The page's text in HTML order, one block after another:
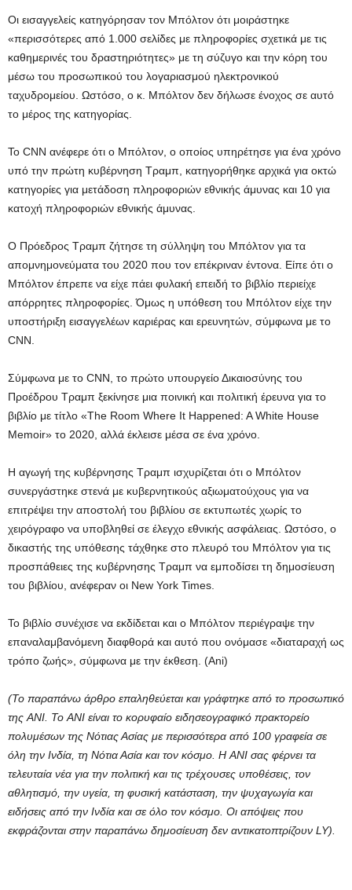
Οι εισαγγελείς κατηγόρησαν τον Μπόλτον ότι μοιράστηκε
«περισσότερες από 1.000 σελίδες με πληροφορίες σχετικά με τις
καθημερινές του δραστηριότητες» με τη σύζυγο και την κόρη του
μέσω του προσωπικού του λογαριασμού ηλεκτρονικού
ταχυδρομείου. Ωστόσο, ο κ. Μπόλτον δεν δήλωσε ένοχος σε αυτό
το μέρος της κατηγορίας.
Το CNN ανέφερε ότι ο Μπόλτον, ο οποίος υπηρέτησε για ένα χρόνο
υπό την πρώτη κυβέρνηση Τραμπ, κατηγορήθηκε αρχικά για οκτώ
κατηγορίες για μετάδοση πληροφοριών εθνικής άμυνας και 10 για
κατοχή πληροφοριών εθνικής άμυνας.
Ο Πρόεδρος Τραμπ ζήτησε τη σύλληψη του Μπόλτον για τα
απομνημονεύματα του 2020 που τον επέκριναν έντονα. Είπε ότι ο
Μπόλτον έπρεπε να είχε πάει φυλακή επειδή το βιβλίο περιείχε
απόρρητες πληροφορίες. Όμως η υπόθεση του Μπόλτον είχε την
υποστήριξη εισαγγελέων καριέρας και ερευνητών, σύμφωνα με το
CNN.
Σύμφωνα με το CNN, το πρώτο υπουργείο Δικαιοσύνης του
Προέδρου Τραμπ ξεκίνησε μια ποινική και πολιτική έρευνα για το
βιβλίο με τίτλο «The Room Where It Happened: A White House
Memoir» το 2020, αλλά έκλεισε μέσα σε ένα χρόνο.
Η αγωγή της κυβέρνησης Τραμπ ισχυρίζεται ότι ο Μπόλτον
συνεργάστηκε στενά με κυβερνητικούς αξιωματούχους για να
επιτρέψει την αποστολή του βιβλίου σε εκτυπωτές χωρίς το
χειρόγραφο να υποβληθεί σε έλεγχο εθνικής ασφάλειας. Ωστόσο, ο
δικαστής της υπόθεσης τάχθηκε στο πλευρό του Μπόλτον για τις
προσπάθειες της κυβέρνησης Τραμπ να εμποδίσει τη δημοσίευση
του βιβλίου, ανέφεραν οι New York Times.
Το βιβλίο συνέχισε να εκδίδεται και ο Μπόλτον περιέγραψε την
επαναλαμβανόμενη διαφθορά και αυτό που ονόμασε «διαταραχή ως
τρόπο ζωής», σύμφωνα με την έκθεση. (Ani)
(Το παραπάνω άρθρο επαληθεύεται και γράφτηκε από το προσωπικό
της ANI. Το ANI είναι το κορυφαίο ειδησεογραφικό πρακτορείο
πολυμέσων της Νότιας Ασίας με περισσότερα από 100 γραφεία σε
όλη την Ινδία, τη Νότια Ασία και τον κόσμο. Η ANI σας φέρνει τα
τελευταία νέα για την πολιτική και τις τρέχουσες υποθέσεις, τον
αθλητισμό, την υγεία, τη φυσική κατάσταση, την ψυχαγωγία και
ειδήσεις από την Ινδία και σε όλο τον κόσμο. Οι απόψεις που
εκφράζονται στην παραπάνω δημοσίευση δεν αντικατοπτρίζουν LY).